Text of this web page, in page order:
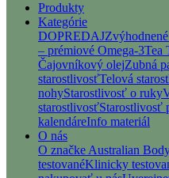
Produkty
Kategórie
DOPREDAJ
– prémiové Omega-3Tea
Čajovníkový olejZubná
starostlivosťTelová
nohyStarostlivosť o ruky
starostlivosťStarostlivosť
kalendáreInfo materiál
O nás
O značke Australian
testovanéKlinicky